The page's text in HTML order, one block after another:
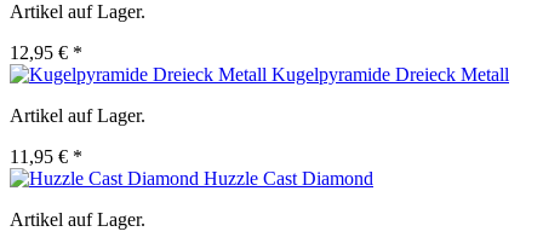
Artikel auf Lager.
12,95 € *
Kugelpyramide Dreieck Metall
Artikel auf Lager.
11,95 € *
Huzzle Cast Diamond
Artikel auf Lager.